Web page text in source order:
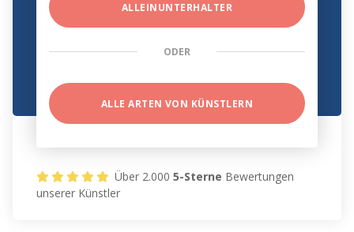
ALLEINUNTERHALTER
ODER
ALLE ARTEN VON KÜNSTLERN
Über 2.0005-Sterne Bewertungen
unserer Künstler